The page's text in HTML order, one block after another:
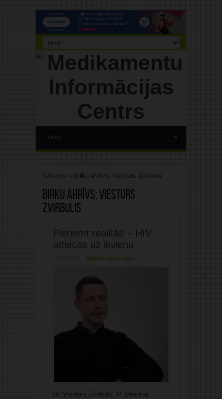
Sākums » Birku ahrīvs: Viesturs Zvirbulis
Birku ahrīvs: Viesturs
Zvirbulis
Pieņemt realitāti – HIV
attiecas uz ikvienu
Rakstīt komentāru
Dr. Viesturs Zvirbulis, P. Stradiņa